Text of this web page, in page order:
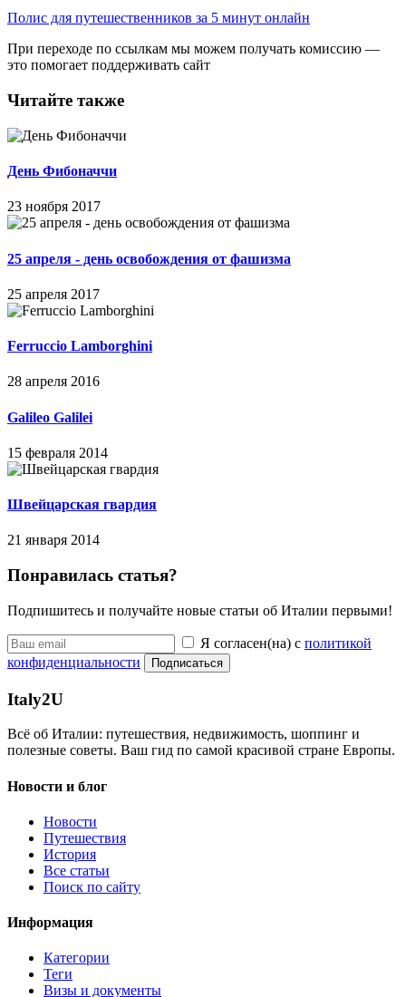
Полис для путешественников за 5 минут онлайн
При переходе по ссылкам мы можем получать комиссию —
это помогает поддерживать сайт
Читайте также
День Фибоначчи
23 ноября 2017
25 апреля - день освобождения от фашизма
25 апреля 2017
Ferruccio Lamborghini
28 апреля 2016
Galileo Galilei
15 февраля 2014
Швейцарская гвардия
21 января 2014
Понравилась статья?
Подпишитесь и получайте новые статьи об Италии первыми!
Я согласен(на) с политикой
конфиденциальности
Подписаться
Italy2U
Всё об Италии: путешествия, недвижимость, шоппинг и
полезные советы. Ваш гид по самой красивой стране Европы.
Новости и блог
Новости
Путешествия
История
Все статьи
Поиск по сайту
Информация
Категории
Теги
Визы и документы